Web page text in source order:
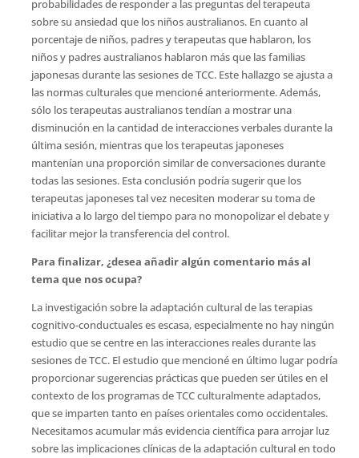
probabilidades de responder a las preguntas del terapeuta
sobre su ansiedad que los niños australianos. En cuanto al
porcentaje de niños, padres y terapeutas que hablaron, los
niños y padres australianos hablaron más que las familias
japonesas durante las sesiones de TCC. Este hallazgo se ajusta a
las normas culturales que mencioné anteriormente. Además,
sólo los terapeutas australianos tendían a mostrar una
disminución en la cantidad de interacciones verbales durante la
última sesión, mientras que los terapeutas japoneses
mantenían una proporción similar de conversaciones durante
todas las sesiones. Esta conclusión podría sugerir que los
terapeutas japoneses tal vez necesiten moderar su toma de
iniciativa a lo largo del tiempo para no monopolizar el debate y
facilitar mejor la transferencia del control.
Para finalizar, ¿desea añadir algún comentario más al
tema que nos ocupa?
La investigación sobre la adaptación cultural de las terapias
cognitivo-conductuales es escasa, especialmente no hay ningún
estudio que se centre en las interacciones reales durante las
sesiones de TCC. El estudio que mencioné en último lugar podría
proporcionar sugerencias prácticas que pueden ser útiles en el
contexto de los programas de TCC culturalmente adaptados,
que se imparten tanto en países orientales como occidentales.
Necesitamos acumular más evidencia científica para arrojar luz
sobre las implicaciones clínicas de la adaptación cultural en todo